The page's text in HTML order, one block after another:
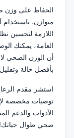
الحفاظ على وزن
متوازن.
اللازمة لتحسين
العامة، يمكنك
أن الوزن الصحي
بأفضل حالة
استشر مقدم
توصيات مخصصة
الأدوات والدعم
صحي طوال حياتك!